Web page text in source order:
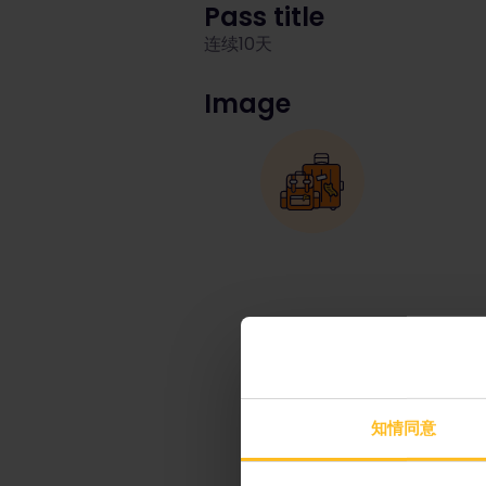
知情同意
Pass title
连续10天
Image